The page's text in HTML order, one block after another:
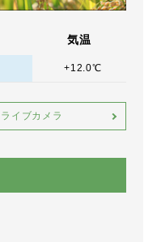
気温
+12.0℃
ライブカメラ